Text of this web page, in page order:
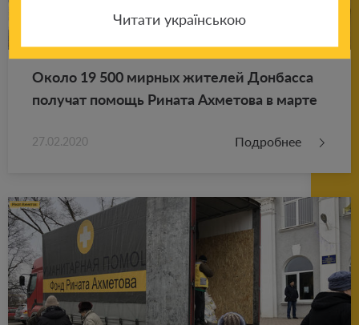
Около 19 500 мир­ных жи­те­лей Дон­бас­са
по­лу­чат по­мощь Ри­на­та Ах­ме­то­ва в марте
27.02.2020 Подробнее
Читати українською